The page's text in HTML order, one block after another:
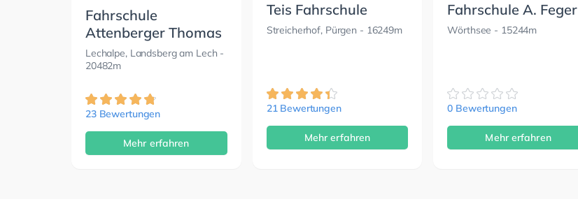
Fahrschule
Attenberger Thomas
Lechalpe, Landsberg am Lech -
20482m
23 Bewertungen
Mehr erfahren
Teis Fahrschule
Streicherhof, Pürgen - 16249m
21 Bewertungen
Mehr erfahren
Fahrschule A. Feger
Wörthsee - 15244m
0 Bewertungen
Mehr erfahren